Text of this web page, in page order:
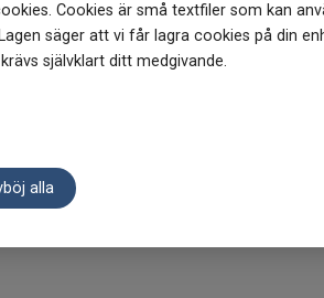
Cookies är små textfiler som kan
säger att vi får lagra cookies på din
självklart ditt medgivande.
alla
30st Plåster